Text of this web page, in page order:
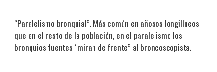
“Paralelismo bronquial”. Más común en añosos longilíneos
que en el resto de la población, en el paralelismo los
bronquios fuentes “miran de frente” al broncoscopista.